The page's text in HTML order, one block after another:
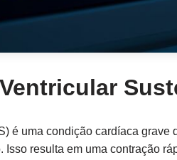
é uma condição cardíaca grave
resulta em uma contração